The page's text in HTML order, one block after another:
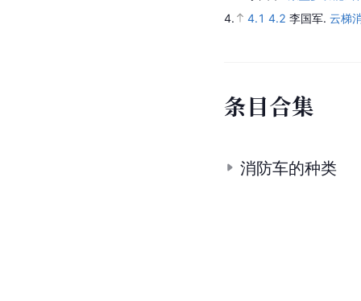
4.
4.1 4.2 李国军. 云梯
条目合集
消防车的种类